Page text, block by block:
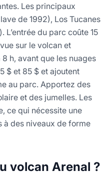
Les principaux
de 1992), Los Tucanes
du parc coûte 15
sur le volcan et
h, avant que les nuages
$ et 85 $ et ajoutent
au parc. Apportez des
et des jumelles. Les
ce qui nécessite une
à des niveaux de forme
volcan Arenal ?